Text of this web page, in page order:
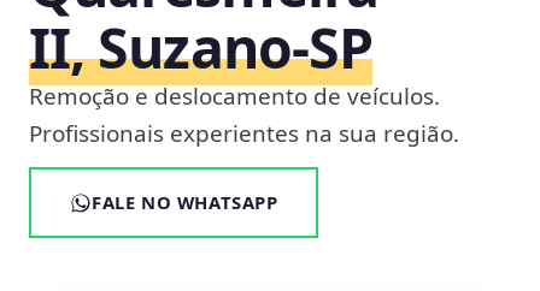
II, Suzano‑SP
Remoção e deslocamento de veículos.
Profissionais experientes na sua região.
FALE NO WHATSAPP